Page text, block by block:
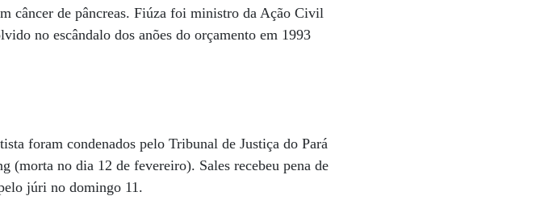
câncer de pâncreas. Fiúza foi ministro da Ação Civil
no escândalo dos anões do orçamento em 1993
foram condenados pelo Tribunal de Justiça do Pará
(morta no dia 12 de fevereiro). Sales recebeu pena de
júri no domingo 11.